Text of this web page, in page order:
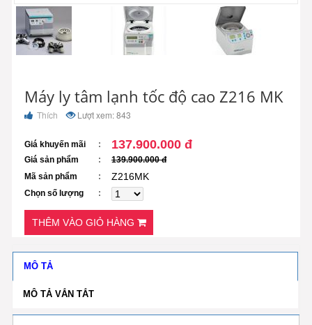
Máy ly tâm lạnh tốc độ cao Z216 MK
Thích Lượt xem: 843
Giá khuyến mãi 137.900.000 đ
Giá sản phẩm
139.900.000 đ
Mã sản phẩm
Z216MK
Chọn số lượng
THÊM VÀO GIỎ HÀNG
MÔ TẢ
MÔ TẢ VẮN TẮT